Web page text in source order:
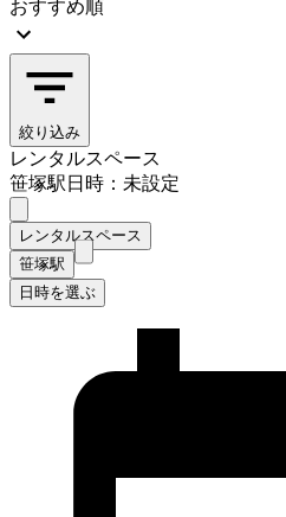
おすすめ順
絞り込み
レンタルスペース
笹塚駅日時：未設定
レンタルスペース
笹塚駅
日時を選ぶ